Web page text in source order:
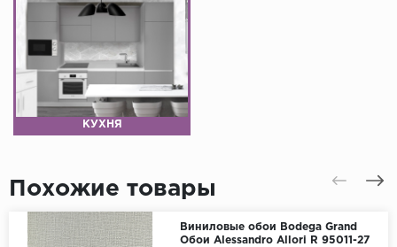
КУХНЯ
Похожие товары
Виниловые обои Bodega Grand
Обои Alessandro Allori R 95011-27